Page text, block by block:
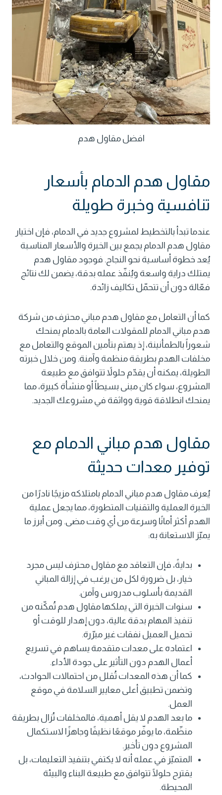
افضل مقاول هدم
مقاول هدم الدمام بأسعار
تنافسية وخبرة طويلة
عندما تبدأ بالتخطيط لمشروع جديد في الدمام، فإن اختيار
مقاول هدم الدمام يجمع بين الخبرة والأسعار المناسبة
يُعد خطوة أساسية نحو النجاح. فوجود مقاول هدم
يمتلك دراية واسعة ويُنفّذ عمله بدقة، يضمن لك نتائج
فعّالة دون أن تتحمّل تكاليف زائدة.
كما أن التعامل مع مقاول هدم مباني محترف من شركة
هدم مباني الدمام للمقولات العامة بالدمام يمنحك
شعوراً بالطمأنينة، إذ يهتم بتأمين الموقع والتعامل مع
مخلفات الهدم بطريقة منظمة وآمنة. ومن خلال خبرته
الطويلة، يمكنه أن يقدّم حلولاً تتوافق مع طبيعة
المشروع، سواء كان مبنى بسيطاً أو منشأة كبيرة، مما
يمنحك انطلاقة قوية وواثقة في مشروعك الجديد.
مقاول هدم مباني الدمام مع
توفير معدات حديثة
يُعرف مقاول هدم مباني الدمام بامتلاكه مزيجًا نادرًا من
الخبرة العملية والتقنيات المتطورة، مما يجعل عملية
الهدم أكثر أمانًا وسرعة من أي وقت مضى. ومن أبرز ما
يميّز الاستعانة به:
بدايةً، فإن التعاقد مع مقاول محترف ليس مجرد
خيار، بل ضرورة لكل من يرغب في إزالة المباني
القديمة بأسلوب مدروس وآمن.
سنوات الخبرة التي يملكها مقاول هدم تُمكّنه من
تنفيذ المهام بدقة عالية، دون إهدار للوقت أو
تحميل العميل نفقات غير مبرّرة.
اعتماده على معدات متقدمة يساهم في تسريع
أعمال الهدم دون التأثير على جودة الأداء.
كما أن هذه المعدات تُقلل من احتمالات الحوادث،
وتضمن تطبيق أعلى معايير السلامة في موقع
العمل.
ما بعد الهدم لا يقل أهمية، فالمخلفات تُزال بطريقة
منظّمة، ما يوفّر موقعًا نظيفًا وجاهزًا لاستكمال
المشروع دون تأخير.
المتميّز في عمله أنه لا يكتفي بتنفيذ التعليمات، بل
يقترح حلولًا تتوافق مع طبيعة البناء والبيئة
المحيطة.